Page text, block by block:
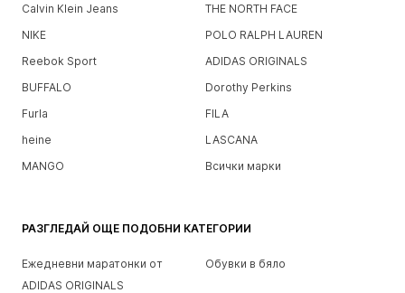
Calvin Klein Jeans
THE NORTH FACE
NIKE
POLO RALPH LAUREN
Reebok Sport
ADIDAS ORIGINALS
BUFFALO
Dorothy Perkins
Furla
FILA
heine
LASCANA
MANGO
Всички марки
РАЗГЛЕДАЙ ОЩЕ ПОДОБНИ КАТЕГОРИИ
Ежедневни маратонки от
ADIDAS ORIGINALS
Обувки в бяло